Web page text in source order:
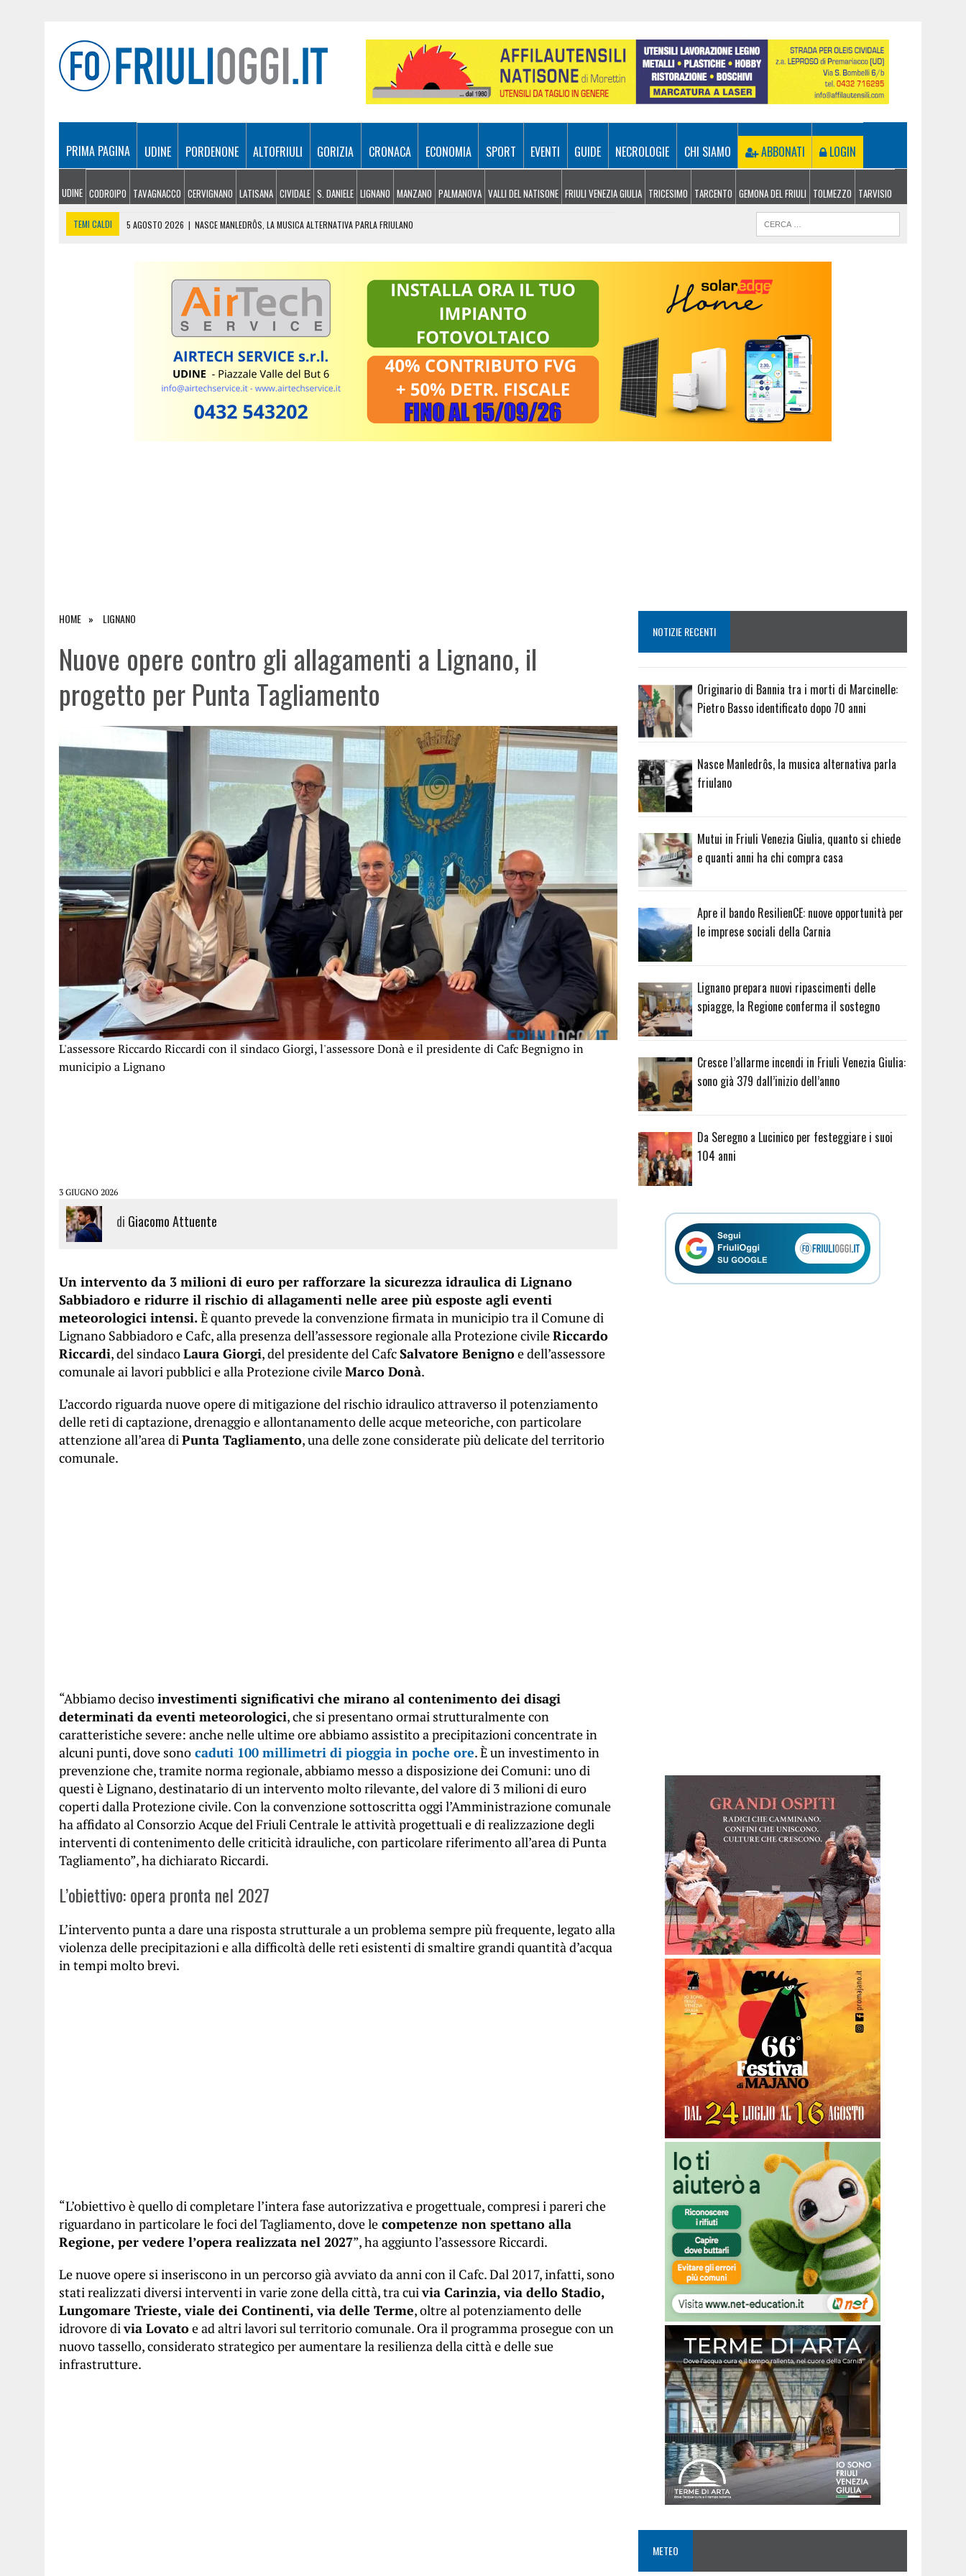
PRIMA PAGINA UDINE PORDENONE ALTOFRIULI GORIZIA CRONACA ECONOMIA SPORT EVENTI GUIDE NECROLOGIE CHI SIAMO ABBONATI LOGIN
UDINE CODROIPO TAVAGNACCO CERVIGNANO LATISANA CIVIDALE S. DANIELE LIGNANO MANZANO PALMANOVA VALLI DEL NATISONE FRIULI VENEZIA GIULIA TRICESIMO TARCENTO GEMONA DEL FRIULI TOLMEZZO TARVISIO
TEMI CALDI 5 AGOSTO 2026 | NASCE MANLEDRÔS, LA MUSICA ALTERNATIVA PARLA FRIULANO
LIGNANO PREPARA NUOVI RIPASCIMENTI DELLE SPIAGGE, LA REGIONE CONFERMA IL SOSTEGNO
ORIGINARIO DI BANNIA TRA I MORTI DI MARCINELLE: PIETRO BASSO IDENTIFICATO DOPO 70 ANNI
HOME LIGNANO
Nuove opere contro gli allagamenti a Lignano, il
progetto per Punta Tagliamento
L'assessore Riccardo Riccardi con il sindaco Giorgi, l'assessore Donà e il presidente di Cafc Begnigno in
municipio a Lignano
3 GIUGNO 2026
di Giacomo Attuente
Un intervento da 3 milioni di euro per rafforzare la sicurezza idraulica di Lignano
Sabbiadoro e ridurre il rischio di allagamenti nelle aree più esposte agli eventi
meteorologici intensi.È quanto prevede la convenzione firmata in municipio tra il Comune di
Lignano Sabbiadoro e Cafc, alla presenza dell’assessore regionale alla Protezione civileRiccardo
Riccardi, del sindacoLaura Giorgi, del presidente del CafcSalvatore Benignoe dell’assessore
comunale ai lavori pubblici e alla Protezione civileMarco Donà.
L’accordo riguarda nuove opere di mitigazione del rischio idraulico attraverso il potenziamento
delle reti di captazione, drenaggio e allontanamento delle acque meteoriche, con particolare
attenzione all’area diPunta Tagliamento, una delle zone considerate più delicate del territorio
comunale.
“Abbiamo decisoinvestimenti significativi che mirano al contenimento dei disagi
determinati da eventi meteorologici, che si presentano ormai strutturalmente con
caratteristiche severe: anche nelle ultime ore abbiamo assistito a precipitazioni concentrate in
alcuni punti, dove sono caduti 100 millimetri di pioggia in poche ore. È un investimento in
prevenzione che, tramite norma regionale, abbiamo messo a disposizione dei Comuni: uno di
questi è Lignano, destinatario di un intervento molto rilevante, del valore di 3 milioni di euro
coperti dalla Protezione civile. Con la convenzione sottoscritta oggi l’Amministrazione comunale
ha affidato al Consorzio Acque del Friuli Centrale le attività progettuali e di realizzazione degli
interventi di contenimento delle criticità idrauliche, con particolare riferimento all’area di Punta
Tagliamento”, ha dichiarato Riccardi.
L’obiettivo: opera pronta nel 2027
L’intervento punta a dare una risposta strutturale a un problema sempre più frequente, legato alla
violenza delle precipitazioni e alla difficoltà delle reti esistenti di smaltire grandi quantità d’acqua
in tempi molto brevi.
“L’obiettivo è quello di completare l’intera fase autorizzativa e progettuale, compresi i pareri che
riguardano in particolare le foci del Tagliamento, dove le competenze non spettano alla
Regione, per vedere l’opera realizzata nel 2027”, ha aggiunto l’assessore Riccardi.
Le nuove opere si inseriscono in un percorso già avviato da anni con il Cafc. Dal 2017, infatti, sono
stati realizzati diversi interventi in varie zone della città, tra cuivia Carinzia, via dello Stadio,
Lungomare Trieste, viale dei Continenti, via delle Terme, oltre al potenziamento delle
idrovore divia Lovatoe ad altri lavori sul territorio comunale. Ora il programma prosegue con un
nuovo tassello, considerato strategico per aumentare la resilienza della città e delle sue
infrastrutture.
NOTIZIE RECENTI
Originario di Bannia tra i morti di Marcinelle:
Pietro Basso identificato dopo 70 anni
Nasce Manledrôs, la musica alternativa parla
friulano
Mutui in Friuli Venezia Giulia, quanto si chiede
e quanti anni ha chi compra casa
Apre il bando ResilienCE: nuove opportunità per
le imprese sociali della Carnia
Lignano prepara nuovi ripascimenti delle
spiagge, la Regione conferma il sostegno
Cresce l’allarme incendi in Friuli Venezia Giulia:
sono già 379 dall’inizio dell’anno
Da Seregno a Lucinico per festeggiare i suoi
104 anni
METEO